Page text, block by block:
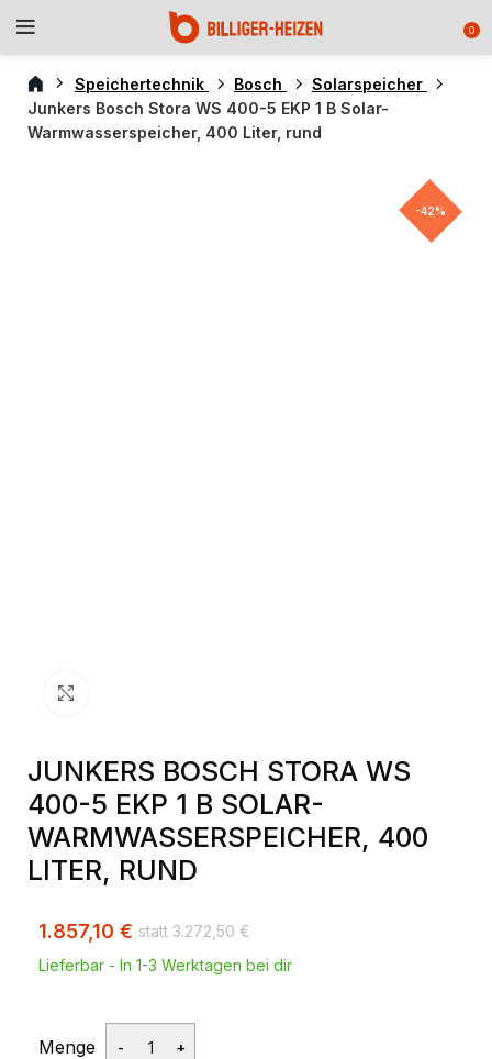
0
Speichertechnik Bosch
Solarspeicher
Junkers Bosch Stora WS 400-5 EKP 1 B Solar-
Warmwasserspeicher, 400 Liter, rund
-42%
JUNKERS BOSCH STORA WS
400-5 EKP 1 B SOLAR-
WARMWASSERSPEICHER, 400
LITER, RUND
3.272,50 €
1.857,10 €
Lieferbar - In 1-3 Werktagen bei dir
Menge